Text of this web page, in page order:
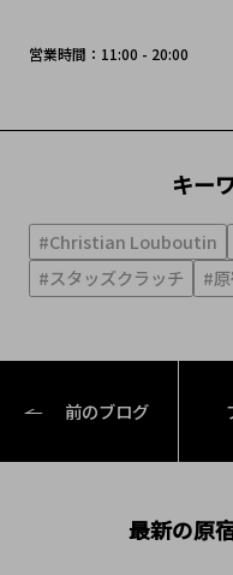
営業時間：11:00 - 20:00
キー
#Christian Louboutin
#スタッズクラッチ
#
前のブログ
最新の原